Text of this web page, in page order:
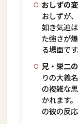
おしずの
おしずが
如き気迫
た強さが
る場面です
兄・栄二
りの大義
の複雑な
かれます
の彼の反